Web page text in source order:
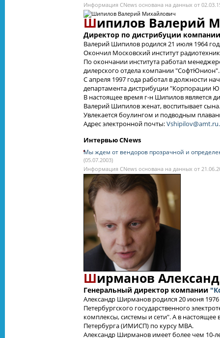
Информация CNews основана на данных от
Шипилов Валерий
Директор по дистрибуции
Валерий Шипилов родился 21 июля 1964
Окончил Московский институт
По окончании института работал
дилерского отдела компании "СофтЮнион".
С апреля 1997 года работал в должности
департамента дистрибуции "Корпорации
В настоящее время г-н Шипилов является
Валерий Шипилов женат, воспитывает сына.
Увлекается боулингом и подводным
Адрес электронной почты:Vshipilov@amt.ru.
Интервью CNews
Мы ждем от вендоров прозрачной и
(05.07.2003)
Информация CNews основана на данных от
Ширманов
Генеральный директор компании
Александр Ширманов родился 20 июня 1976
Петербургского государственного
комплексы, системы и сети". А в
Петербурга (ИМИСП) по курсу МBA.
Александр Ширманов имеет более чем 10-